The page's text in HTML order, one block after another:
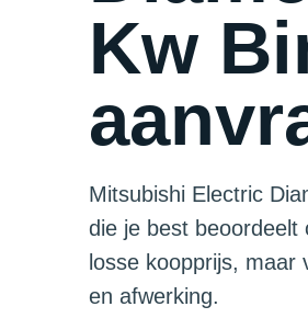
Kw
Mitsubishi Electric
die je best beoordeelt
losse koopprijs, maar
en afwerking.